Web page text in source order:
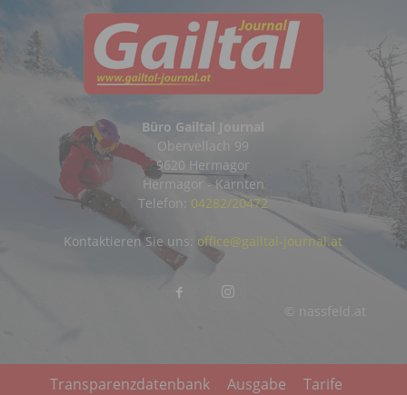
Büro Gailtal Journal
Obervellach 99
9620 Hermagor
Hermagor - Kärnten
Telefon: 04282/20472
© nassfeld.at
Kontaktieren Sie uns: office@gailtal-journal.at
Transparenzdatenbank Ausgabe
Tarife